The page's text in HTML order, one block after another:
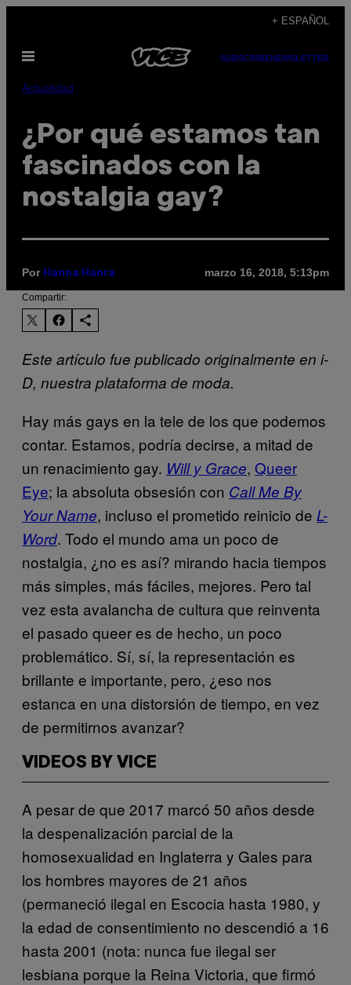
contenido
+ ESPAÑOL
Abrir
SUBSCRIBENEWSLETTER
Actualidad
¿Por qué estamos tan
fascinados con la
nostalgia gay?
Por Hanna Hanra marzo 16, 2018, 5:13pm
Compartir:
Este artículo fue publicado originalmente en i-
D, nuestra plataforma de moda.
Hay más gays en la tele de los que podemos
contar. Estamos, podría decirse, a mitad de
un renacimiento gay. Will y Grace, Queer
Eye; la absoluta obsesión con Call Me By
Your Name, incluso el prometido reinicio de L-
Word. Todo el mundo ama un poco de
nostalgia, ¿no es así? mirando hacia tiempos
más simples, más fáciles, mejores. Pero tal
vez esta avalancha de cultura que reinventa
el pasado queer es de hecho, un poco
problemático. Sí, sí, la representación es
brillante e importante, pero, ¿eso nos
estanca en una distorsión de tiempo, en vez
de permitirnos avanzar?
VIDEOS BY VICE
A pesar de que 2017 marcó 50 años desde
la despenalización parcial de la
homosexualidad en Inglaterra y Gales para
los hombres mayores de 21 años
(permaneció ilegal en Escocia hasta 1980, y
la edad de consentimiento no descendió a 16
hasta 2001 (nota: nunca fue ilegal ser
lesbiana porque la Reina Victoria, que firmó